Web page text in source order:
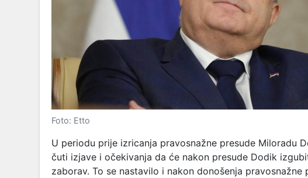
Foto: Etto
U periodu prije izricanja pravosnažne presude Miloradu
čuti izjave i očekivanja da će nakon presude Dodik
zaborav. To se nastavilo i nakon donošenja pravosnažne